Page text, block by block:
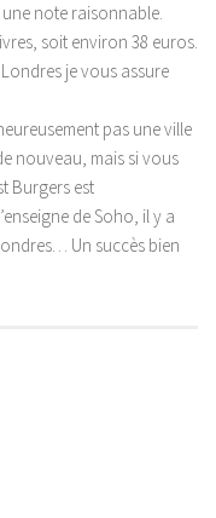
note raisonnable.
soit environ 38 euros.
je vous assure
pas une ville
nouveau, mais si vous
Burgers est
de Soho, il y a
Un succès bien